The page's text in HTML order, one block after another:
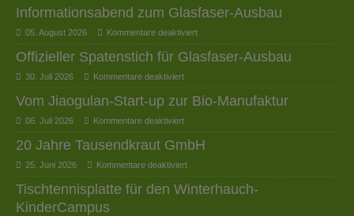
Informationsabend zum Glasfaser-Ausbau
05. August 2026 Kommentare deaktiviert
Offizieller Spatenstich für Glasfaser-Ausbau
30. Juli 2026 Kommentare deaktiviert
Vom Jiaogulan-Start-up zur Bio-Manufaktur
06. Juli 2026 Kommentare deaktiviert
20 Jahre Tausendkraut GmbH
25. Juni 2026 Kommentare deaktiviert
Tischtennisplatte für den Winterhauch-
KinderCampus